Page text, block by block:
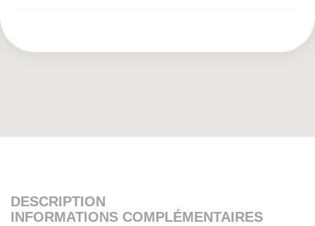
DESCRIPTION
INFORMATIONS COMPLÉMENTAIRES